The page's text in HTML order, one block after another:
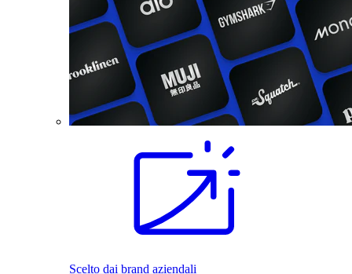
Scelto dai brand aziendali